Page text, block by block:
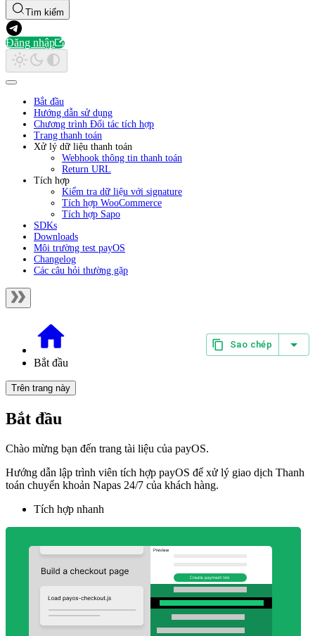
Tìm kiếm
Đăng nhập
Bắt đầu
Hướng dẫn sử dụng
Chương trình Đối tác tích hợp
Trang thanh toán
Xử lý dữ liệu thanh toán
Webhook thông tin thanh toán
Return URL
Tích hợp
Kiểm tra dữ liệu với signature
Tích hợp WooCommerce
Tích hợp Sapo
SDKs
Downloads
Môi trường test payOS
Changelog
Các câu hỏi thường gặp
Bắt đầu
Sao chép
Trên trang này
Bắt đầu
Chào mừng bạn đến trang tài liệu của payOS.
Hướng dẫn lập trình viên tích hợp payOS để xử lý giao dịch Thanh
toán chuyển khoản Napas 24/7 của khách hàng.
Tích hợp nhanh